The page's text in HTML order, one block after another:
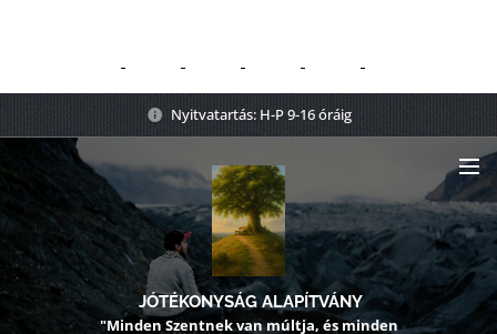
Nyitvatartás: H-P 9-16 óráig
JÓTÉKONYSÁG ALAPÍTVÁNY
"Minden Szentnek van múltja, és minden